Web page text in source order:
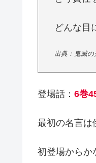
どんな目
出典：鬼滅
登場話： 6巻
最初の名言は
初登場からか